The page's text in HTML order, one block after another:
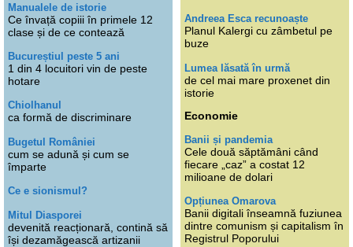
Manualele de istorie
Ce învață copiii în primele 12
clase și de ce contează
Bucureștiul peste 5 ani
1 din 4 locuitori vin de peste
hotare
Chiolhanul
ca formă de discriminare
Bugetul României
cum se adună și cum se
împarte
Ce e sionismul?
Mitul Diasporei
devenită reacționară, contină să
își dezamăgească artizanii
Andreea Esca recunoaște
Planul Kalergi cu zâmbetul pe
buze
Lumea lăsată în urmă
de cel mai mare proxenet din
istorie
Economie
Banii și pandemia
Cele două săptămâni când
fiecare „caz” a costat 12
milioane de dolari
Opțiunea Omarova
Banii digitali înseamnă fuziunea
dintre comunism și capitalism în
Registrul Poporului